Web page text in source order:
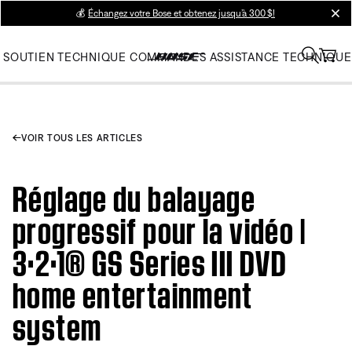
💰 Échangez votre Bose et obtenez jusqu’à 300 $!
SOUTIEN TECHNIQUE COMMANDES ASSISTANCE TECHNIQUE
VOIR TOUS LES ARTICLES
Réglage du balayage
progressif pour la vidéo |
3·2·1® GS Series III DVD
home entertainment
system